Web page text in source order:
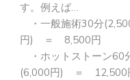
す。例えば…
・一般施術30分
円) ＝ 8,500円
・ホットストーン60
(6,000円) ＝ 12,500